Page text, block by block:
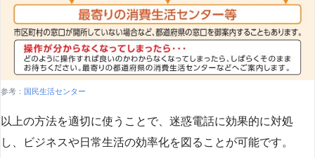
参考： 国民生活センター
以上の方法を適切に使うことで、迷惑電話に効果的に対処
し、ビジネスや日常生活の効率化を図ることが可能です。